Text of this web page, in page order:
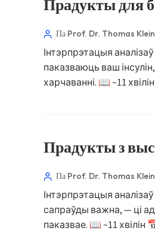
Прадукты для
Па Prof. Dr. Thomas Klein
Інтэрпрэтацыя
паказваюць ваш
харчаванні. 📖 ~11
Прадукты з
Па Prof. Dr. Thomas Klein
Інтэрпрэтацыя
сапраўды важна, — ці
паказвае. 📖 ~11Euskara
Gàidhlig
Occitan
Basa Jawa
Cebuano
Татар теле